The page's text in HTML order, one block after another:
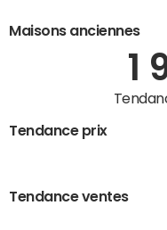
Maisons anciennes
1
Tendance prix
Tendance ventes